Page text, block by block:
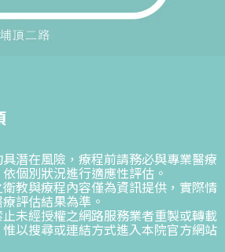
潛在風險，療程前請務必與專業醫療
個別狀況進行適應性評估。
教與療程內容僅為資訊提供，實際情
評估結果為準。
未經授權之網路服務業者重製或轉載
以搜尋或連結方式進入本院官方網站